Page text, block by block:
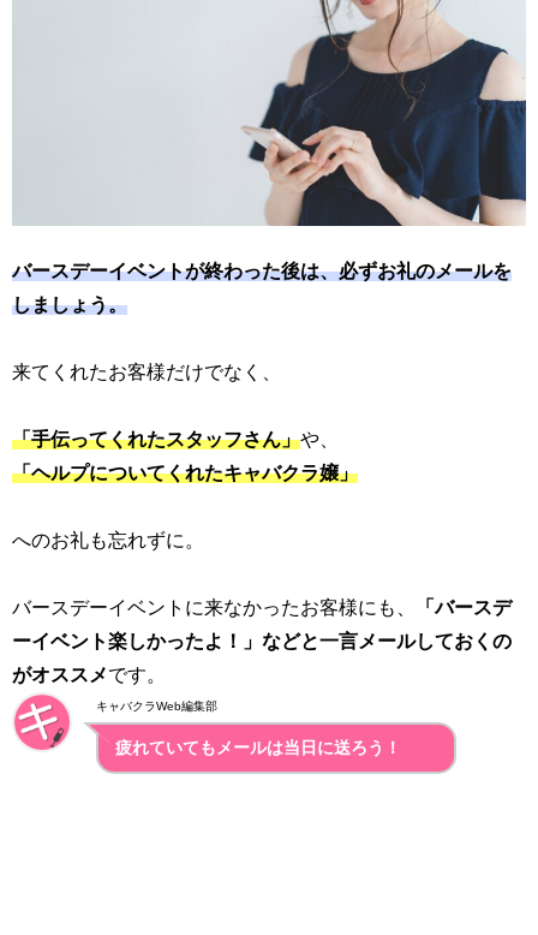
バースデーイベントが終わった後は、必ずお礼のメールを
しましょう。
来てくれたお客様だけでなく、
「手伝ってくれたスタッフさん」や、
「ヘルプについてくれたキャバクラ嬢」
へのお礼も忘れずに。
バースデーイベントに来なかったお客様にも、
「バースデ
ーイベント楽しかったよ！」などと一言メールしておくの
がオススメです。
キャバクラWeb編集部
疲れていてもメールは当日に送ろう！